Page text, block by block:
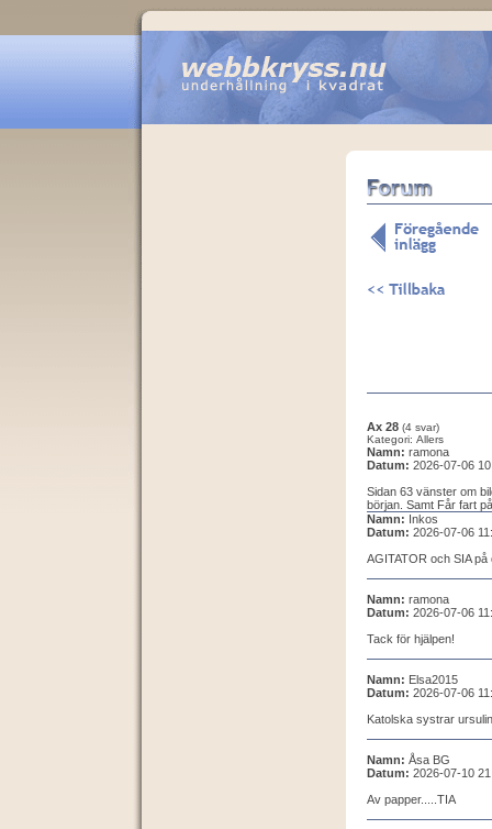
Ax 28 (4 svar)
Kategori: Allers
Namn: ramona
Datum: 2026-07-06
Sidan 63 vänster om
början. Samt Får fart
Namn: Inkos
Datum: 2026-07-06
AGITATOR och SIA på
Namn: ramona
Datum: 2026-07-06
Tack för hjälpen!
Namn: Elsa2015
Datum: 2026-07-06
Katolska systrar
Namn: Åsa BG
Datum: 2026-07-10
Av papper.....TIA